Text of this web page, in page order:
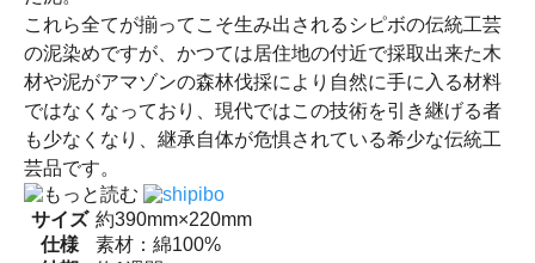
これら全てが揃ってこそ生み出されるシピボの伝統工芸
の泥染めですが、かつては居住地の付近で採取出来た木
材や泥がアマゾンの森林伐採により自然に手に入る材料
ではなくなっており、現代ではこの技術を引き継げる者
も少なくなり、継承自体が危惧されている希少な伝統工
芸品です。
サイズ 約390mm×220mm
仕様
素材：綿100%